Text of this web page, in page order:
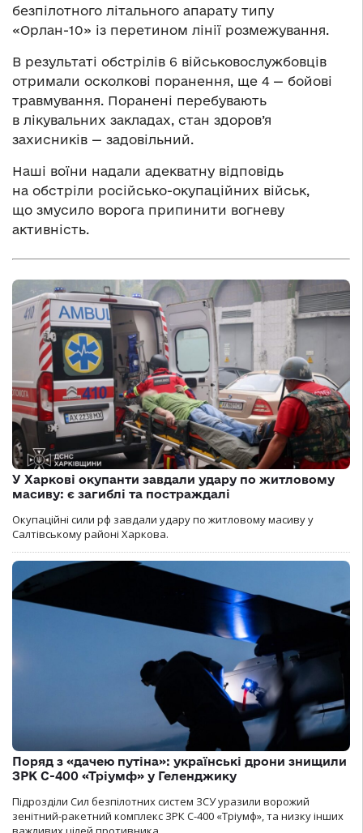
безпілотного літального апарату типу
«Орлан-10» із перетином лінії розмежування.
В результаті обстрілів 6 військовослужбовців
отримали осколкові поранення, ще 4 — бойові
травмування. Поранені перебувають
в лікувальних закладах, стан здоров’я
захисників — задовільний.
Наші воїни надали адекватну відповідь
на обстріли російсько-окупаційних військ,
що змусило ворога припинити вогневу
активність.
У Харкові окупанти завдали удару по житловому
масиву: є загиблі та постраждалі
Окупаційні сили рф завдали удару по житловому масиву у
Салтівському районі Харкова.
Поряд з «дачею путіна»: українські дрони знищили
ЗРК С-400 «Тріумф» у Геленджику
Підрозділи Сил безпілотних систем ЗСУ уразили ворожий
зенітний-ракетний комплекс ЗРК С-400 «Тріумф», та низку інших